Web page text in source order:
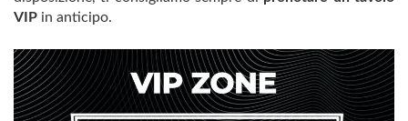
VIP in anticipo.